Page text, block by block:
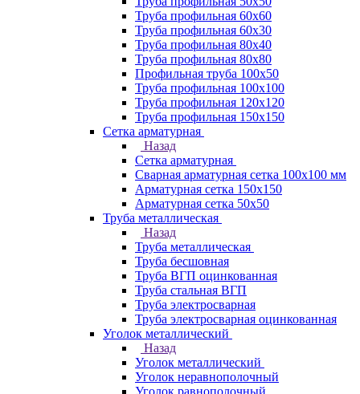
Труба профильная 60x60
Труба профильная 60х30
Труба профильная 80х40
Труба профильная 80х80
Профильная труба 100х50
Труба профильная 100х100
Труба профильная 120х120
Труба профильная 150х150
Сетка арматурная
Назад
Сетка арматурная
Сварная арматурная сетка 100х100 мм
Арматурная сетка 150х150
Арматурная сетка 50х50
Труба металлическая
Назад
Труба металлическая
Труба бесшовная
Труба ВГП оцинкованная
Труба стальная ВГП
Труба электросварная
Труба электросварная оцинкованная
Уголок металлический
Назад
Уголок металлический
Уголок неравнополочный
Уголок равнополочный